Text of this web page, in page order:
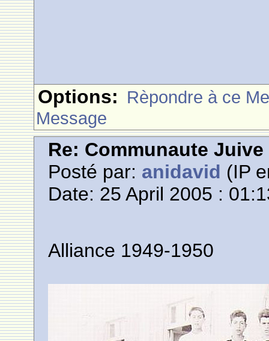
Options: Rèpondre à ce
Message
Re: Communaute
Posté par: anidavid (IP
Date: 25 April 2005 :
Alliance 1949-1950